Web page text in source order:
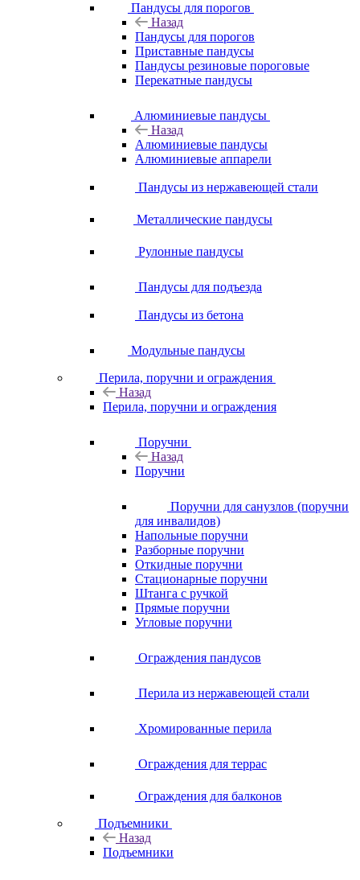
Пандусы для порогов
Назад
Пандусы для порогов
Приставные пандусы
Пандусы резиновые пороговые
Перекатные пандусы
Алюминиевые пандусы
Назад
Алюминиевые пандусы
Алюминиевые аппарели
Пандусы из нержавеющей стали
Металлические пандусы
Рулонные пандусы
Пандусы для подъезда
Пандусы из бетона
Модульные пандусы
Перила, поручни и ограждения
Назад
Перила, поручни и ограждения
Поручни
Назад
Поручни
Поручни для санузлов (поручни
для инвалидов)
Напольные поручни
Разборные поручни
Откидные поручни
Стационарные поручни
Штанга с ручкой
Прямые поручни
Угловые поручни
Ограждения пандусов
Перила из нержавеющей стали
Хромированные перила
Ограждения для террас
Ограждения для балконов
Подъемники
Назад
Подъемники